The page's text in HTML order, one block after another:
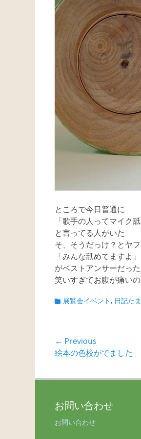
ところで今日普通に
「歌手の人ってマイク
と言ってる人がいた
そ、そうだっけ？とヤ
「みんな舐めてますよ」
がベストアンサーだった
笑いすぎてお腹が痛い
Categories
展覧会イベント, 日記た
投
稿
ナ
ゲ
← Previous
Previous
絵本の色校がでました
お問い合わせ
お問い合わせ